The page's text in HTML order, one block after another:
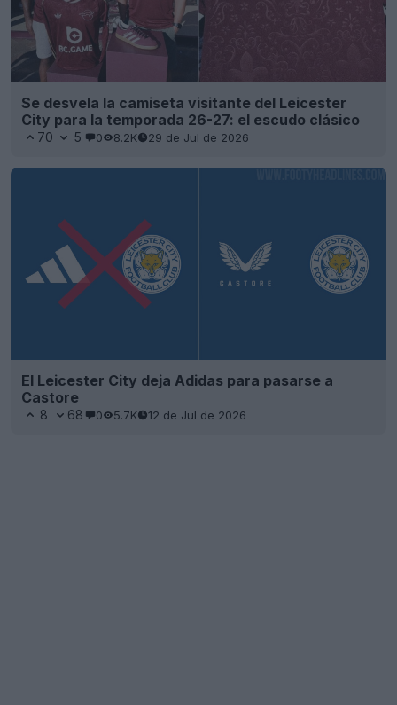
Se desvela la camiseta visitante del Leicester
City para la temporada 26-27: el escudo clásico
70 5 0 8.2K 29 de Jul de 2026
El Leicester City deja Adidas para pasarse a
Castore
8 68 0 5.7K 12 de Jul de 2026